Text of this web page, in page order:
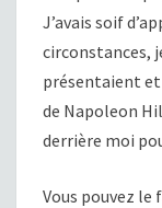
J’avais soif
circonstances,
présentaient et
de Napoleon
derrière moi
Vous pouvez le